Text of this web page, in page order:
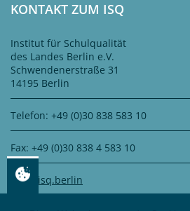
KONTAKT ZUM ISQ
Institut für Schulqualität
des Landes Berlin e.V.
Schwendenerstraße 31
14195 Berlin
Telefon: +49 (0)30 838 583 10
Fax: +49 (0)30 838 4 583 10
info@isq.berlin